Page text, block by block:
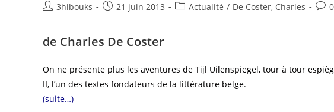
3hibouks 21 juin 2013 Actualité / De Coster, Charles
de Charles De Coster
On ne présente plus les aventures de Tijl Uilenspiegel, tour à tour
II, l’un des textes fondateurs de la littérature belge.
(suite…)